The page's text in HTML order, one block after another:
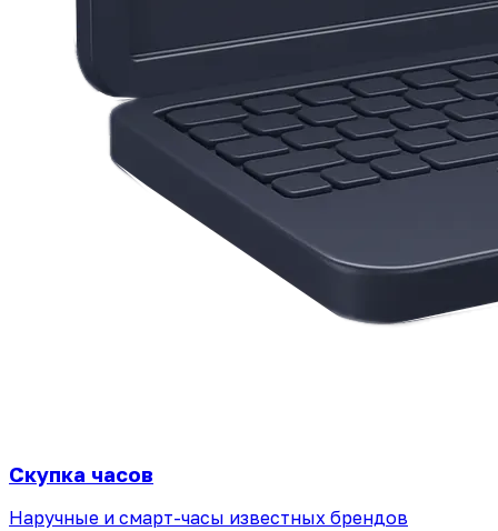
Скупка часов
Наручные и смарт-часы известных брендов